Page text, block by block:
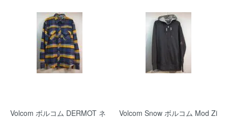
Volcom ボルコム DERMOT ネ
Volcom Snow ボルコム Mod Zi